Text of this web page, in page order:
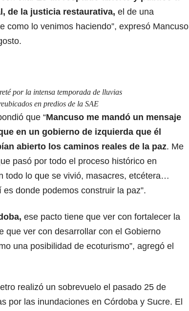
de la justicia restaurativa, el de una
como lo venimos haciendo”, expresó Mancuso
por la intensa temporada de lluvias
en predios de la SAE
que “Mancuso me mandó un mensaje
en un gobierno de izquierda que él
abierto los caminos reales de la paz. Me
pasó por todo el proceso histórico en
todo lo que se vivió, masacres, etcétera…
donde podemos construir la paz”.
ese pacto tiene que ver con fortalecer la
que ver con desarrollar con el Gobierno
una posibilidad de ecoturismo”, agregó el
realizó un sobrevuelo el pasado 25 de
por las inundaciones en Córdoba y Sucre. El